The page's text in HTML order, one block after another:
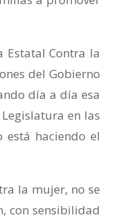
Estatal Contra la
del Gobierno
día a día esa
en las
está haciendo el
la mujer, no se
con sensibilidad